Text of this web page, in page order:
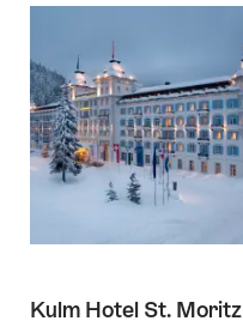
Kulm Hotel St. Moritz